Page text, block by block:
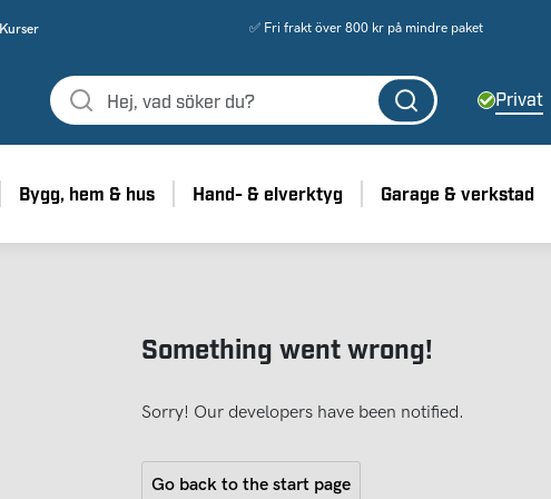
Kurser ✅ Fri frakt över 800 kr på mindre paket
Privat
Bygg, hem & hus Hand- & elverktyg Garage & verkstad
Something went wrong!
Sorry! Our developers have been notified.
Go back to the start page